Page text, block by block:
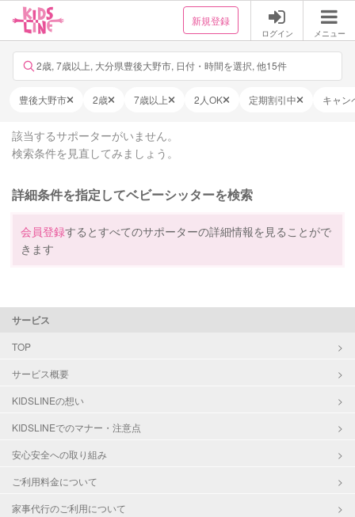
新規登録
ログイン メニュー
2歳, 7歳以上, 大分県豊後大野市, 日付・時間を選択, 他15件
豊後大野市 2歳 7歳以上 2人OK 定期割引中 キャン
該当するサポーターがいません。
検索条件を見直してみましょう。
詳細条件を指定してベビーシッターを検索
会員登録するとすべてのサポーターの詳細情報を見ることがで
きます
サービス
TOP
サービス概要
KIDSLINEの想い
KIDSLINEでのマナー・注意点
安心安全への取り組み
ご利用料金について
家事代行のご利用について